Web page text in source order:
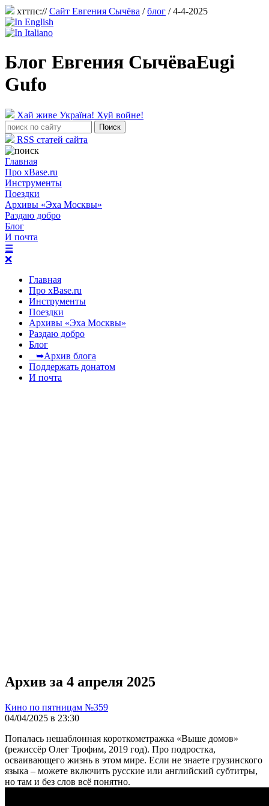
хттпс://Сайт Евгения Сычёва /блог / 4-4-2025
Блог Евгения СычёваEugi
Gufo
Хай живе Україна! Хуй войне!
RSS статей сайта
Главная
Про xBase.ru
Инструменты
Поездки
Архивы «Эха Москвы»
Раздаю добро
Блог
И почта
☰
❌
Главная
Про xBase.ru
Инструменты
Поездки
Архивы «Эха Москвы»
Раздаю добро
Блог
➥Архив блога
Поддержать донатом
И почта
Архив за 4 апреля 2025
Кино по пятницам №359
04/04/2025 в 23:30
Попалась нешаблонная короткометражка «Выше домов»
(режиссёр Олег Трофим, 2019 год). Про подростка,
осваивающего жизнь в этом мире. Если не знаете грузинского
языка – можете включить русские или английский субтитры,
но там и без слов всё понятно.